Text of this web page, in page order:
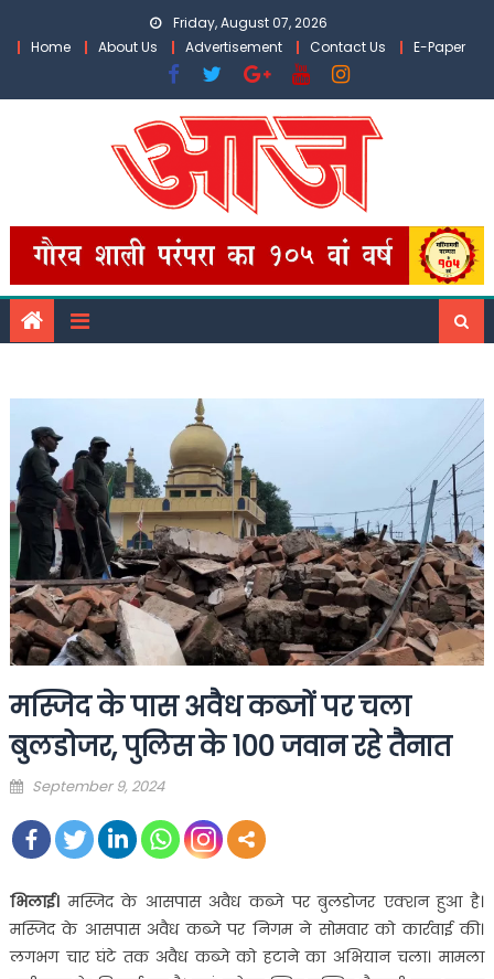
Friday, August 07, 2026
Home
About Us Advertisement Contact Us E-Paper
मस्जिद के पास अवैध कब्जों पर चला
बुलडोजर, पुलिस के 100 जवान रहे तैनात
Posted
September 9, 2024
भिलाई।मस्जिद के आसपास अवैध कब्जे पर बुलडोजर एक्शन हुआ है।
मस्जिद के आसपास अवैध कब्जे पर निगम ने सोमवार को कार्रवाई की।
लगभग चार घंटे तक अवैध कब्जे को हटाने का अभियान चला। मामला